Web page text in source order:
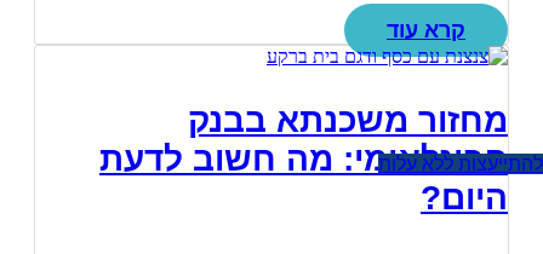
להתייעצות ללא עלות
קרא עוד
מחזור משכנתא בבנק
הבינלאומי: מה חשוב לדעת
היום?